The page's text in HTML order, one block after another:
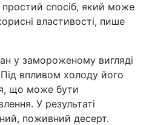
простий спосіб, який може
властивості, пише
у замороженому вигляді
впливом холоду його
що може бути
У результаті
поживний десерт.